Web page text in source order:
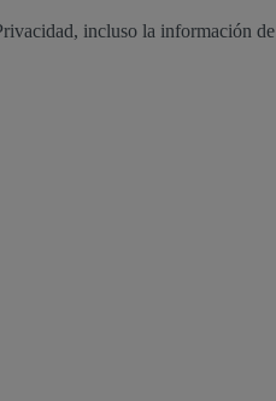
incluso la información de